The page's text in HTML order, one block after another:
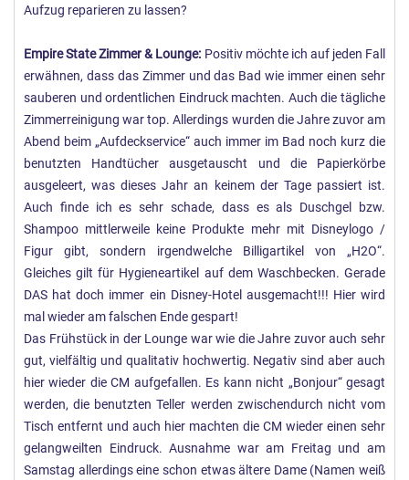
Aufzug reparieren zu lassen?
Empire State Zimmer & Lounge: Positiv möchte ich auf jeden Fall
erwähnen, dass das Zimmer und das Bad wie immer einen sehr
sauberen und ordentlichen Eindruck machten. Auch die tägliche
Zimmerreinigung war top. Allerdings wurden die Jahre zuvor am
Abend beim „Aufdeckservice“ auch immer im Bad noch kurz die
benutzten Handtücher ausgetauscht und die Papierkörbe
ausgeleert, was dieses Jahr an keinem der Tage passiert ist.
Auch finde ich es sehr schade, dass es als Duschgel bzw.
Shampoo mittlerweile keine Produkte mehr mit Disneylogo /
Figur gibt, sondern irgendwelche Billigartikel von „H2O“.
Gleiches gilt für Hygieneartikel auf dem Waschbecken. Gerade
DAS hat doch immer ein Disney-Hotel ausgemacht!!! Hier wird
mal wieder am falschen Ende gespart!
Das Frühstück in der Lounge war wie die Jahre zuvor auch sehr
gut, vielfältig und qualitativ hochwertig. Negativ sind aber auch
hier wieder die CM aufgefallen. Es kann nicht „Bonjour“ gesagt
werden, die benutzten Teller werden zwischendurch nicht vom
Tisch entfernt und auch hier machten die CM wieder einen sehr
gelangweilten Eindruck. Ausnahme war am Freitag und am
Samstag allerdings eine schon etwas ältere Dame (Namen weiß